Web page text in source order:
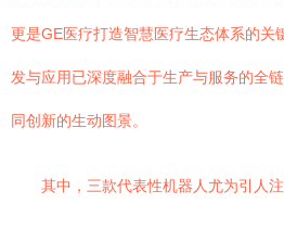
更是GE医疗打造智慧医疗生态体系的关
发与应用已深度融合于生产与服务的全
同创新的生动图景。
其中，三款代表性机器人尤为引人注